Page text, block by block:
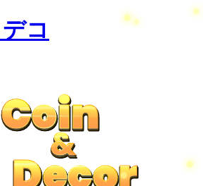
コ
Coin
&
Coin
&
Coin
&
Coin
&